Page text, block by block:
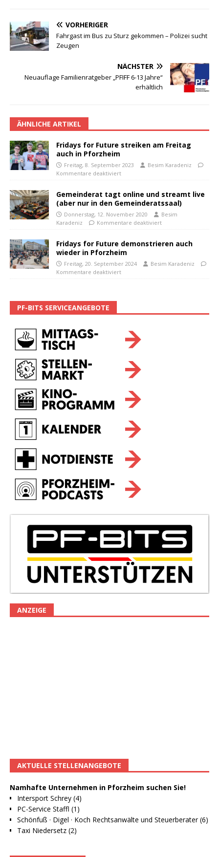
VORHERIGER
Fahrgast im Bus zu Sturz gekommen – Polizei sucht
Zeugen
NÄCHSTER
Neuauflage Familienratgeber „PFIFF 6-13 Jahre“
erhältlich
ÄHNLICHE ARTIKEL
Fridays for Future streiken am Freitag
auch in Pforzheim
Freitag, 8. September 2023
Besim Karadeniz
Kommentare deaktiviert
Gemeinderat tagt online und streamt live
(aber nur in den Gemeinderatssaal)
Donnerstag, 12. November 2020
Besim
Karadeniz
Kommentare deaktiviert
Fridays for Future demonstrieren auch
wieder in Pforzheim
Freitag, 20. September 2024
Besim Karadeniz
Kommentare deaktiviert
PF-BITS SERVICEANGEBOTE
ANZEIGE
AKTUELLE STELLENANGEBOTE
Namhafte Unternehmen in Pforzheim suchen Sie!
Intersport Schrey (4)
PC-Service Staffl (1)
Schönfuß · Digel · Koch Rechtsanwälte und Steuerberater (6)
Taxi Niedersetz (2)